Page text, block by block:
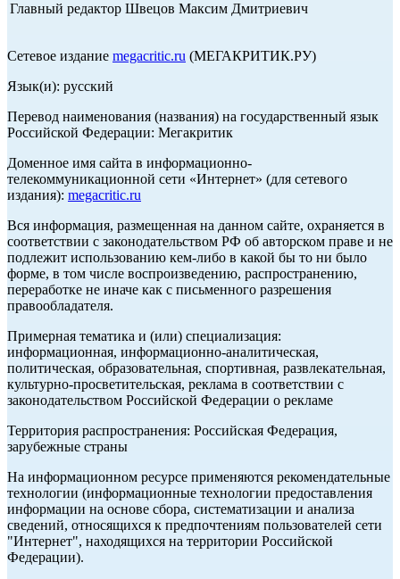
Главный редактор Швецов Максим Дмитриевич
Сетевое издание megacritic.ru (МЕГАКРИТИК.РУ)
Язык(и): русский
Перевод наименования (названия) на государственный язык
Российской Федерации: Мегакритик
Доменное имя сайта в информационно-
телекоммуникационной сети «Интернет» (для сетевого
издания): megacritic.ru
Вся информация, размещенная на данном сайте, охраняется в
соответствии с законодательством РФ об авторском праве и не
подлежит использованию кем-либо в какой бы то ни было
форме, в том числе воспроизведению, распространению,
переработке не иначе как с письменного разрешения
правообладателя.
Примерная тематика и (или) специализация:
информационная, информационно-аналитическая,
политическая, образовательная, спортивная, развлекательная,
культурно-просветительская, реклама в соответствии с
законодательством Российской Федерации о рекламе
Территория распространения: Российская Федерация,
зарубежные страны
На информационном ресурсе применяются рекомендательные
технологии (информационные технологии предоставления
информации на основе сбора, систематизации и анализа
сведений, относящихся к предпочтениям пользователей сети
"Интернет", находящихся на территории Российской
Федерации).